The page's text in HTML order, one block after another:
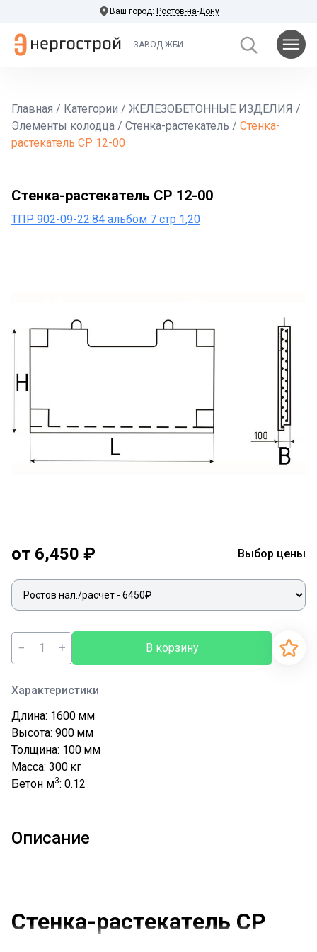
Ваш город: Ростов-на-Дону
ЗАВОД ЖБИ
Главная / Категории / ЖЕЛЕЗОБЕТОННЫЕ ИЗДЕЛИЯ /
Элементы колодца / Стенка-растекатель / Стенка-
растекатель СР 12-00
Стенка-растекатель СР 12-00
ТПР 902-09-22.84 альбом 7 стр 1,20
от 6,450 ₽ Выбор цены
− + В корзину
Характеристики
Длина: 1600 мм
Высота: 900 мм
Толщина: 100 мм
Масса: 300 кг
Бетон м3: 0.12
Описание
Стенка-растекатель СР